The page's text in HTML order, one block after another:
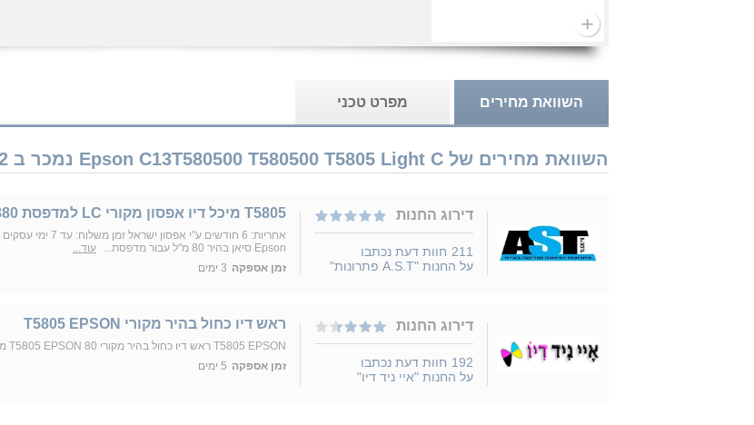
השוואת מחירים מפרט טכני
השוואת מחירים של Epson C13T580500 T580500 T5805 Light C נמכר ב 2 חנויות
דירוג החנות
211 חוות דעת נכתבו
על החנות "A.S.T פתרונות"
T5805 מיכל דיו אפסון מקורי LC למדפסת 3880
אחריות: 6 חודשים ע"י אפסון ישראל זמן
Epson סיאן בהיר 80 מ"ל עבור מדפסת...
עוד...
זמן אספקה 3 ימים
דירוג החנות
192 חוות דעת נכתבו
על החנות "איי ניד דיו"
ראש דיו כחול בהיר מקורי T5805 EPSON
T5805 EPSON ראש דיו כחול בהיר מקורי T5805 EPSON 80 מ"ל
זמן אספקה 5 ימים